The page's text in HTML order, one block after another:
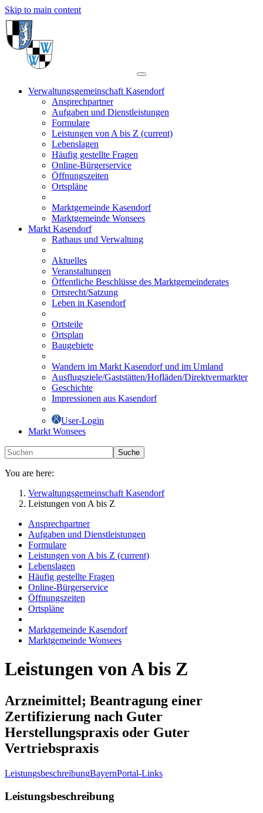
Skip to main content
Verwaltungsgemeinschaft Kasendorf
Ansprechpartner
Aufgaben und Dienstleistungen
Formulare
Leistungen von A bis Z (current)
Lebenslagen
Häufig gestellte Fragen
Online-Bürgerservice
Öffnungszeiten
Ortspläne
Marktgemeinde Kasendorf
Marktgemeinde Wonsees
Markt Kasendorf
Rathaus und Verwaltung
Aktuelles
Veranstaltungen
Öffentliche Beschlüsse des Marktgemeinderates
Ortsrecht/Satzung
Leben in Kasendorf
Ortsteile
Ortsplan
Baugebiete
Wandern im Markt Kasendorf und im Umland
Ausflugsziele/Gaststätten/Hofläden/Direktvermarkter
Geschichte
Impressionen aus Kasendorf
User-Login
Markt Wonsees
Suche
You are here:
Verwaltungsgemeinschaft Kasendorf
Leistungen von A bis Z
Ansprechpartner
Aufgaben und Dienstleistungen
Formulare
Leistungen von A bis Z (current)
Lebenslagen
Häufig gestellte Fragen
Online-Bürgerservice
Öffnungszeiten
Ortspläne
Marktgemeinde Kasendorf
Marktgemeinde Wonsees
Leistungen von A bis Z
Arzneimittel; Beantragung einer
Zertifizierung nach Guter
Herstellungspraxis oder Guter
Vertriebspraxis
LeistungsbeschreibungBayernPortal-Links
Leistungsbeschreibung